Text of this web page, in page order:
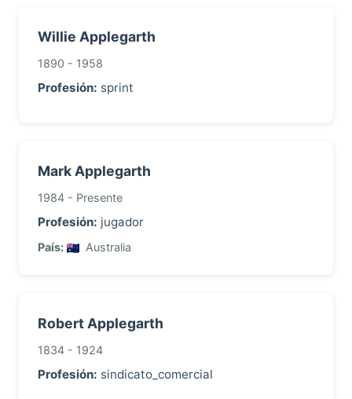
Willie Applegarth
1890 - 1958
Profesión: sprint
Mark Applegarth
1984 - Presente
Profesión: jugador
País: Australia
Robert Applegarth
1834 - 1924
Profesión: sindicato_comercial